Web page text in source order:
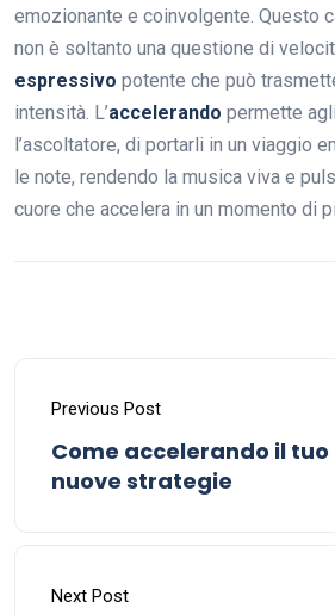
emozionante e coinvolgente. Questo
non è soltanto una questione di
espressivo potente che può
intensità. L’accelerando permette
l’ascoltatore, di portarli in un viaggio
le note, rendendo la musica viva e
cuore che accelera in un momento di
Previous Post
Come accelerando il tuo
nuove strategie
Next Post